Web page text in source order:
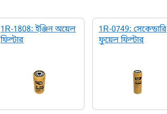
1R-1808: ইঞ্জিন অয়েল
ফিল্টার
1R-0749: সেকেন্ডারি
ফুয়েল ফিল্টার